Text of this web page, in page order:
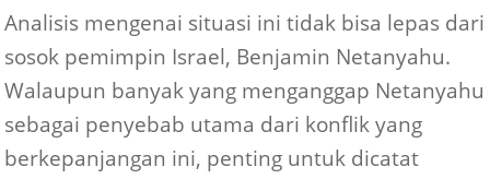
Analisis mengenai situasi ini tidak bisa lepas dari
sosok pemimpin Israel, Benjamin Netanyahu.
Walaupun banyak yang menganggap Netanyahu
sebagai penyebab utama dari konflik yang
berkepanjangan ini, penting untuk dicatat